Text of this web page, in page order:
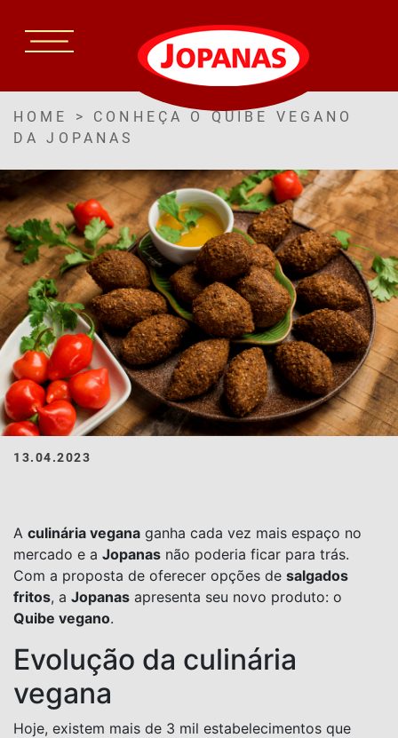
HOME > CONHEÇA O QUIBE VEGANO
DA JOPANAS
13.04.2023
A culinária vegana ganha cada vez mais espaço no
mercado e a Jopanas não poderia ficar para trás.
Com a proposta de oferecer opções de salgados
fritos, a Jopanas apresenta seu novo produto: o
Quibe vegano.
Evolução da culinária
vegana
Hoje, existem mais de 3 mil estabelecimentos que